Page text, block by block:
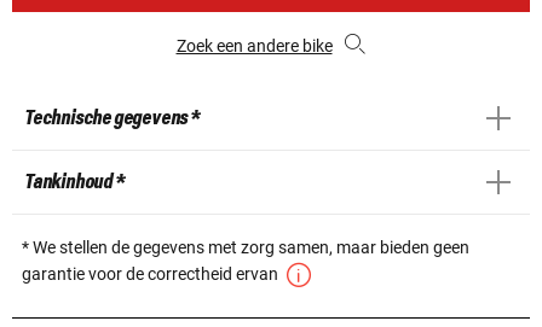
Zoek een andere bike
Technische gegevens *
Tankinhoud *
* We stellen de gegevens met zorg samen, maar bieden geen
garantie voor de correctheid ervan